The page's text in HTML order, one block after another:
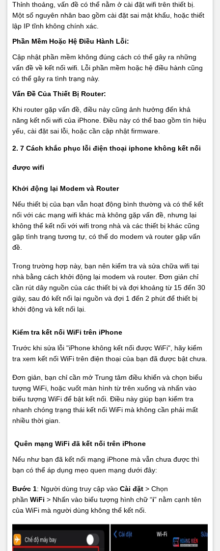
Thỉnh thoảng, vấn đề có thể nằm ở cài đặt wifi trên thiết bị.
Một số nguyên nhân bao gồm cài đặt sai mật khẩu, hoặc thiết
lập IP tĩnh không chính xác.
Phần Mềm Hoặc Hệ Điều Hành Lỗi:
Cập nhật phần mềm không đúng cách có thể gây ra những
vấn đề về kết nối wifi. Lỗi phần mềm hoặc hệ điều hành cũng
có thể gây ra tình trạng này.
Vấn Đề Của Thiết Bị Router:
Khi router gặp vấn đề, điều này cũng ảnh hưởng đến khả
năng kết nối wifi của iPhone. Điều này có thể bao gồm tín hiệu
yếu, cài đặt sai lỗi, hoặc cần cập nhật firmware.
2. 7 Cách khắc phục lỗi điện thoại iphone không kết nối
được wifi
Khởi động lại Modem và Router
Nếu thiết bị của bạn vẫn hoạt động bình thường và có thể kết
nối với các mạng wifi khác mà không gặp vấn đề, nhưng lại
không thể kết nối với wifi trong nhà và các thiết bị khác cũng
gặp tình trạng tương tự, có thể do modem và router gặp vấn
đề.
Trong trường hợp này, bạn nên kiểm tra và sửa chữa wifi tại
nhà bằng cách khởi động lại modem và router. Đơn giản chỉ
cần rút dây nguồn của các thiết bị và đợi khoảng từ 15 đến 30
giây, sau đó kết nối lại nguồn và đợi 1 đến 2 phút để thiết bị
khởi động và kết nối lại.
Kiểm tra kết nối WiFi trên iPhone
Trước khi sửa lỗi "iPhone không kết nối được WiFi", hãy kiểm
tra xem kết nối WiFi trên điện thoại của bạn đã được bật chưa.
Đơn giản, bạn chỉ cần mở Trung tâm điều khiển và chọn biểu
tượng WiFi, hoặc vuốt màn hình từ trên xuống và nhấn vào
biểu tượng WiFi để bật kết nối. Điều này giúp bạn kiểm tra
nhanh chóng trạng thái kết nối WiFi mà không cần phải mất
nhiều thời gian.
Quên mạng WiFi đã kết nối trên iPhone
Nếu như bạn đã kết nối mạng iPhone mà vẫn chưa được thì
bạn có thể áp dụng mẹo quen mạng dưới đây:
Bước 1: Người dùng truy cập vào Cài đặt > Chọn
phần WiFi > Nhấn vào biểu tượng hình chữ “i” nằm cạnh tên
của WiFi mà người dùng không thể kết nối.